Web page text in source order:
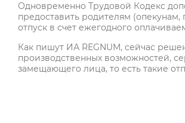
Одновременно Трудовой Кодекс
предоставить родителям
отпуск в счет ежегодного
Как пишут ИА REGNUM, сейчас
производственных возможностей,
замещающего лица, то есть такие